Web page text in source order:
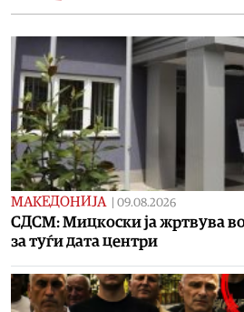
МАКЕДОНИЈА 09.08.2026
СДСМ: Мицкоски ја жртвува
за туѓи дата центри